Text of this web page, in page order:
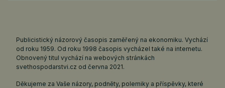
Publicistický názorový časopis zaměřený na ekonomiku. Vychází
od roku 1959. Od roku 1998 časopis vycházel také na internetu.
Obnovený titul vychází na webových stránkách
svethospodarstvi.cz od června 2021.
Děkujeme za Vaše názory, podněty, polemiky a příspěvky, které